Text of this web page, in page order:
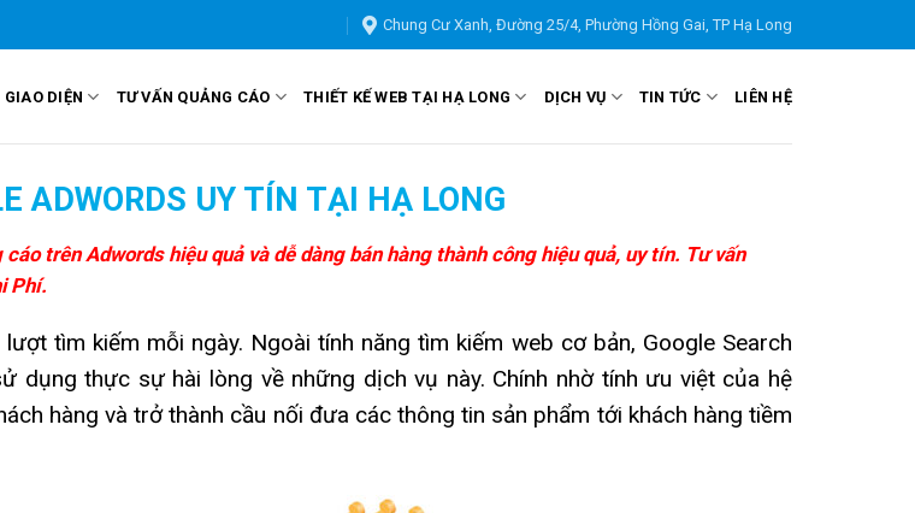
Chung Cư Xanh, Đường 25/4, Phường Hồng Gai, TP Hạ Long
DIỆN TƯ VẤN QUẢNG CÁO THIẾT KẾ WEB TẠI HẠ LONG DỊCH VỤ TIN TỨC LIÊN HỆ
ADWORDS UY TÍN TẠI HẠ LONG
trên Adwords hiệu quả và dễ dàng bán hàng thành công hiệu quả, uy tín. Tư vấn
Phí.
tìm kiếm mỗi ngày. Ngoài tính năng tìm kiếm web cơ bản, Google Search
dụng thực sự hài lòng về những dịch vụ này. Chính nhờ tính ưu việt của hệ
hàng và trở thành cầu nối đưa các thông tin sản phẩm tới khách hàng tiềm